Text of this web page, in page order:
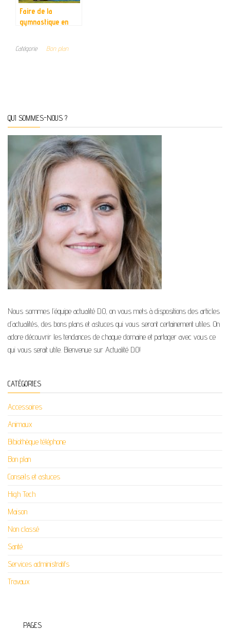
Faire de la
gymnastique en
Catégorie Bon plan
QUI SOMMES-NOUS ?
Nous sommes l’équipe actualité D.O, on vous mets à dispositions des articles
d’actualités, des bons plans et astuces qui vous seront certainement utiles. On
adore découvrir les tendances de chaque domaine et partager avec vous ce
qui vous serait utile. Bienvenue sur Actualité D.O!
CATÉGORIES
Accessoires
Animaux
Bibiothèque téléphone
Bon plan
Conseils et astuces
High Tech
Maison
Non classé
Santé
Services administratifs
Travaux
PAGES